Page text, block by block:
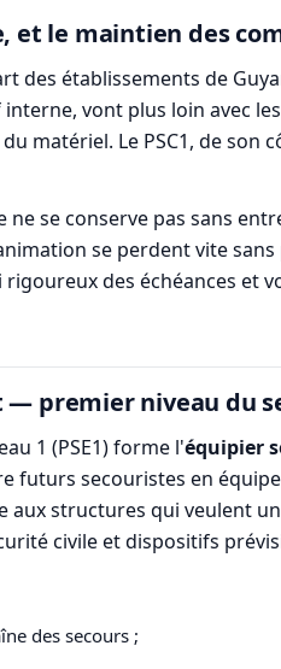
et le maintien des
des établissements de
vont plus loin avec
matériel. Le PSC1, de
se conserve pas sans
se perdent vite
des échéances et
— premier niveau du
1 (PSE1) forme l'équipier
futurs secouristes en
structures qui veulent
civile et dispositifs
des secours ;